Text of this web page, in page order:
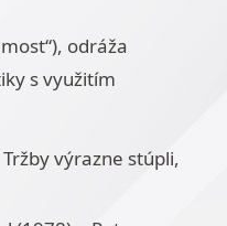
odráža
s využitím
výrazne stúpli,